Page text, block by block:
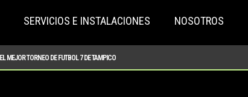
SERVICIOS E INSTALACIONES NOSOTROS
EL MEJOR TORNEO DE FUTBOL 7 DE TAMPICO